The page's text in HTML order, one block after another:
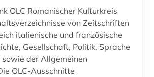
kulturerbe (2)
OLC Romanischer Kulturkreis
von Zeitschriften
italienische und französische
Gesellschaft, Politik, Sprache
der Allgemeinen
OLC-Ausschnitte